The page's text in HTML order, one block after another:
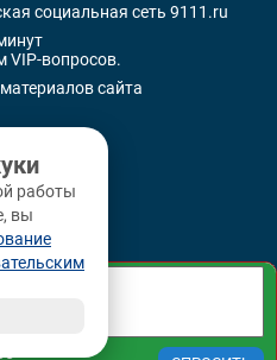
социальная сеть 9111.ru
VIP-вопросов.
сайта
работы
вы